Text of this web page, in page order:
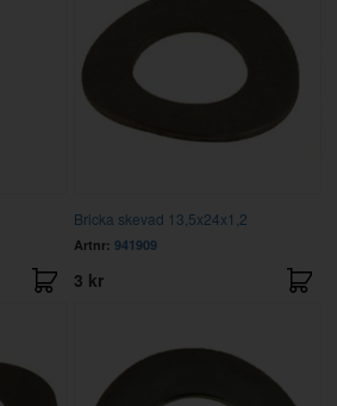
Bricka skevad 13,5x24x1,2
Artnr: 941909
3 kr